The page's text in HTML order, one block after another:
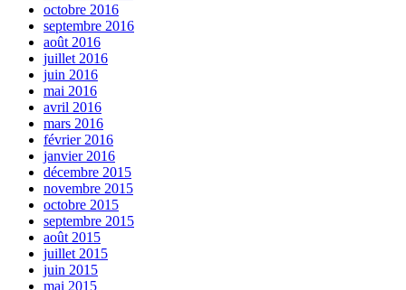
octobre 2016
septembre 2016
août 2016
juillet 2016
juin 2016
mai 2016
avril 2016
mars 2016
février 2016
janvier 2016
décembre 2015
novembre 2015
octobre 2015
septembre 2015
août 2015
juillet 2015
juin 2015
mai 2015